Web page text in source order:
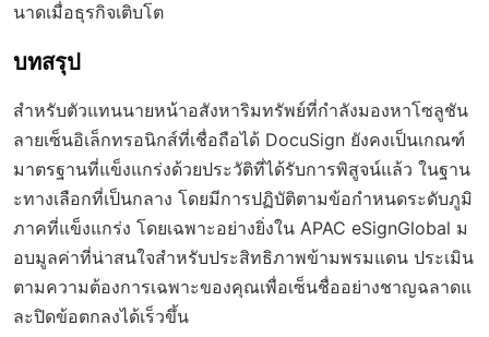
นาดเมื่อธุรกิจเติบโต
บทสรุป
สำหรับตัวแทนนายหน้าอสังหาริมทรัพย์ที่กำลังมองหาโซลูชัน
ลายเซ็นอิเล็กทรอนิกส์ที่เชื่อถือได้ DocuSign ยังคงเป็นเกณฑ์
มาตรฐานที่แข็งแกร่งด้วยประวัติที่ได้รับการพิสูจน์แล้ว ในฐาน
ะทางเลือกที่เป็นกลาง โดยมีการปฏิบัติตามข้อกำหนดระดับภูมิ
ภาคที่แข็งแกร่ง โดยเฉพาะอย่างยิ่งใน APAC eSignGlobal ม
อบมูลค่าที่น่าสนใจสำหรับประสิทธิภาพข้ามพรมแดน ประเมิน
ตามความต้องการเฉพาะของคุณเพื่อเซ็นชื่ออย่างชาญฉลาดแ
ละปิดข้อตกลงได้เร็วขึ้น